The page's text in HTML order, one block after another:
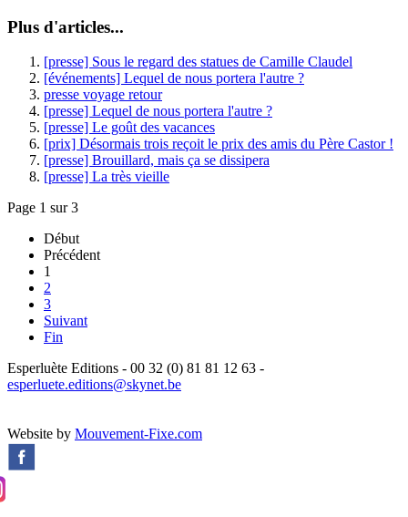
Plus d'articles...
[presse] Sous le regard des statues de Camille Claudel
[événements] Lequel de nous portera l'autre ?
presse voyage retour
[presse] Lequel de nous portera l'autre ?
[presse] Le goût des vacances
[prix] Désormais trois reçoit le prix des amis du Père Castor !
[presse] Brouillard, mais ça se dissipera
[presse] La très vieille
Page 1 sur 3
Début
Précédent
1
2
3
Suivant
Fin
Esperluète Editions - 00 32 (0) 81 81 12 63 -
esperluete.editions@skynet.be
Website by Mouvement-Fixe.com